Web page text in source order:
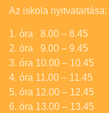
Az iskola
1. óra 8.00 – 8.45
2. óra 9.00 – 9.45
3. óra 10.00 – 10.45
4. óra 11.00 – 11.45
5. óra 12.00 – 12.45
6. óra 13.00 – 13.45